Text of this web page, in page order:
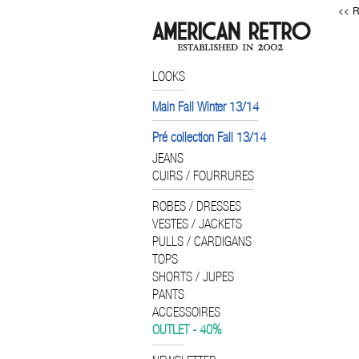
<<
LOOKS
Main Fall Winter 13/14
Pré collection Fall 13/14
JEANS
CUIRS / FOURRURES
ROBES / DRESSES
VESTES / JACKETS
PULLS / CARDIGANS
TOPS
SHORTS / JUPES
PANTS
ACCESSOIRES
OUTLET - 40%